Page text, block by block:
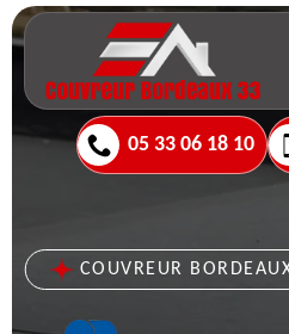
05 33 06 18 10
COUVREUR